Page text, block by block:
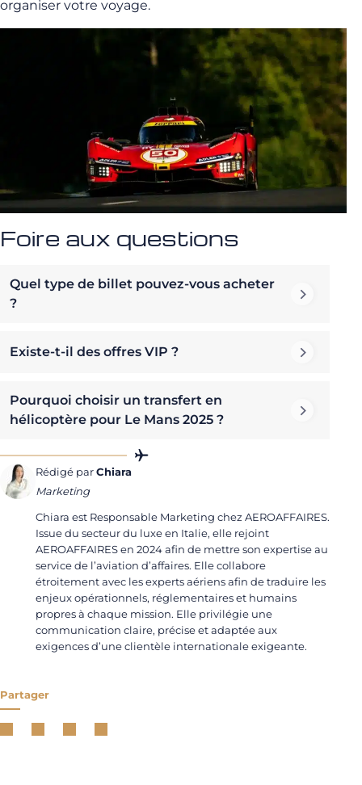
organiser votre voyage.
Foire aux questions
Quel type de billet pouvez-vous acheter
?
Existe-t-il des offres VIP ?
Pourquoi choisir un transfert en
hélicoptère pour Le Mans 2025 ?
Rédigé parChiara
Marketing
Chiara est Responsable Marketing chez AEROAFFAIRES.
Issue du secteur du luxe en Italie, elle rejoint
AEROAFFAIRES en 2024 afin de mettre son expertise au
service de l’aviation d’affaires. Elle collabore
étroitement avec les experts aériens afin de traduire les
enjeux opérationnels, réglementaires et humains
propres à chaque mission. Elle privilégie une
communication claire, précise et adaptée aux
exigences d’une clientèle internationale exigeante.
Partager